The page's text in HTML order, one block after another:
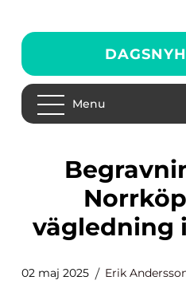
Menu
Begravningsbyrå i
vägledning
02 maj 2025 Erik